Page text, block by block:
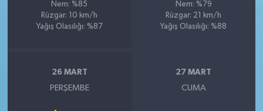
Nem: %85
Rüzgar: 10 km/h
Yağış Olasılığı: %87
Nem: %79
Rüzgar: 21 km/h
Yağış Olasılığı: %88
26 MART
PERŞEMBE
27 MART
CUMA